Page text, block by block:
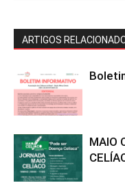
ARTIGOS
MAIO